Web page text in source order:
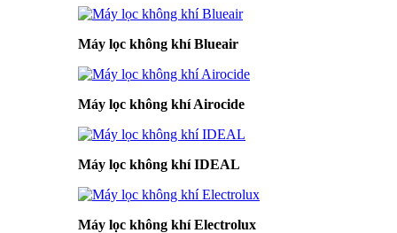
Máy lọc không khí Blueair
Máy lọc không khí Airocide
Máy lọc không khí IDEAL
Máy lọc không khí Electrolux